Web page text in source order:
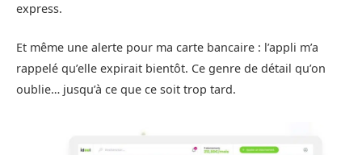
express.
Et même une alerte pour ma carte bancaire : l’appli m’a
rappelé qu’elle expirait bientôt. Ce genre de détail qu’on
oublie… jusqu’à ce que ce soit trop tard.